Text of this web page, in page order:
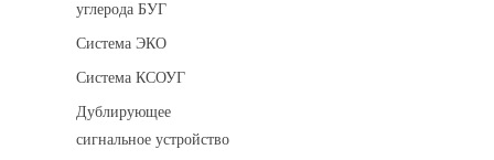
углерода БУГ
Система ЭКО
Система КСОУГ
Дублирующее
сигнальное устройство